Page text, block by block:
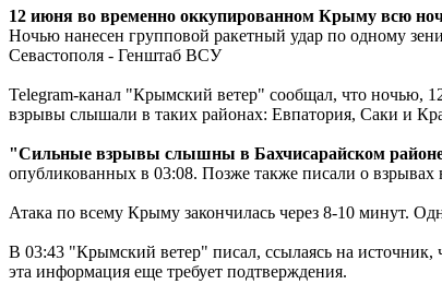
12 июня во временно оккупированном Крыму всю
Ночью нанесен групповой ракетный удар по одному
Севастополя - Генштаб ВСУ
Telegram-канал "Крымский ветер" сообщал, что ночью,
взрывы слышали в таких районах: Евпатория, Саки и
"Сильные взрывы слышны в Бахчисарайском районе.
опубликованных в 03:08. Позже также писали о
Атака по всему Крыму закончилась через 8-10 минут.
В 03:43 "Крымский ветер" писал, ссылаясь на источник,
эта информация еще требует подтверждения.